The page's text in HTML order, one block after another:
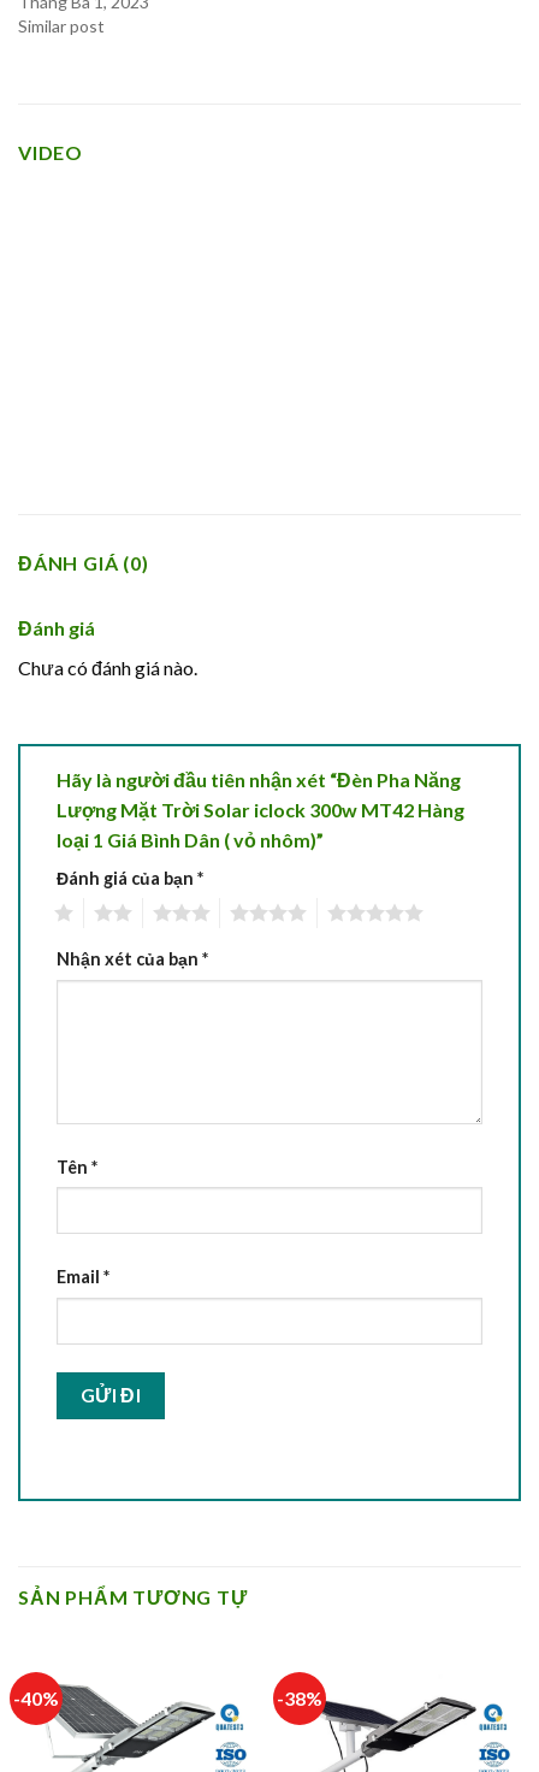
Similar post
VIDEO
ĐÁNH GIÁ (0)
Đánh giá
Chưa có đánh giá nào.
Hãy là người đầu tiên nhận xét “Đèn Pha Năng
Lượng Mặt Trời Solar iclock 300w MT42 Hàng
loại 1 Giá Bình Dân ( vỏ nhôm)”
Đánh giá của bạn *
Nhận xét của bạn *
Tên *
Email *
SẢN PHẨM TƯƠNG TỰ
-40% -38%